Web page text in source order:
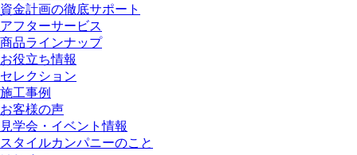
資金計画の徹底サポート
アフターサービス
商品ラインナップ
お役立ち情報
セレクション
施工事例
お客様の声
見学会・イベント情報
スタイルカンパニーのこと